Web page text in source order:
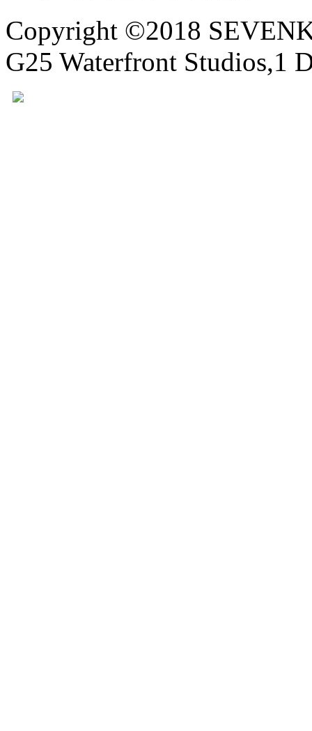
Copyright ©2018
G25 Waterfront Studios,1